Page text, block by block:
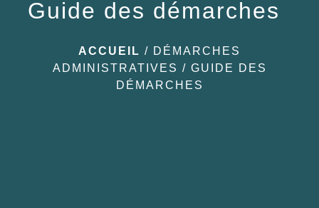
Guide des démarches
ACCUEIL / DÉMARCHES
ADMINISTRATIVES / GUIDE DES
DÉMARCHES